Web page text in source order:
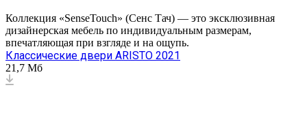
Коллекция «SenseTouch» (Сенс Тач) — это эксклюзивная
дизайнерская мебель по индивидуальным размерам,
впечатляющая при взгляде и на ощупь.
Классические двери ARISTO 2021
21,7 Мб